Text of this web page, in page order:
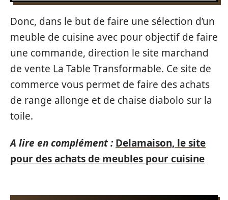
Donc, dans le but de faire une sélection d’un
meuble de cuisine avec pour objectif de faire
une commande, direction le site marchand
de vente La Table Transformable. Ce site de
commerce vous permet de faire des achats
de range allonge et de chaise diabolo sur la
toile.
A lire en complément : Delamaison, le site
pour des achats de meubles pour cuisine